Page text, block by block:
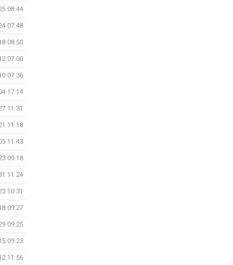
08:44
07:48
08:50
07:00
07:36
17:14
11:31
11:18
11:43
09:18
11:24
10:31
09:27
09:25
09:23
11:56